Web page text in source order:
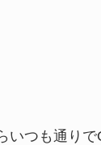
いつも通り